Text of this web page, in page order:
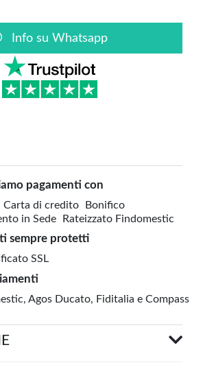
Info su Whatsapp
pagamenti con
Carta di credito
Bonifico
in Sede
Rateizzato Findomestic
sempre protetti
SSL
Agos Ducato, Fiditalia e Compass